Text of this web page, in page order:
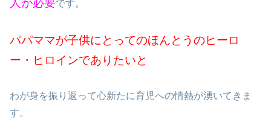
人が必要です。
パパママが子供にとってのほんとうのヒーロ
ー・ヒロインでありたいと
わが身を振り返って心新たに育児への情熱が湧いてきま
す。